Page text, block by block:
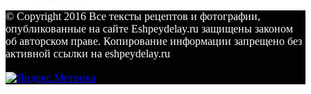
© Copyright 2016 Все тексты рецептов и фотографии,
опубликованные на сайте Eshpeydelay.ru защищены законом
об авторском праве. Копирование информации запрещено без
активной ссылки на eshpeydelay.ru